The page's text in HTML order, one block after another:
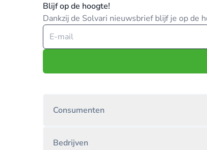
Blijf op de hoogte!
Dankzij de Solvari nieuwsbrief blijf je op de
Consumenten
Bedrijven